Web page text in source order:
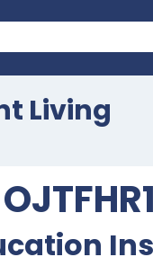
Living